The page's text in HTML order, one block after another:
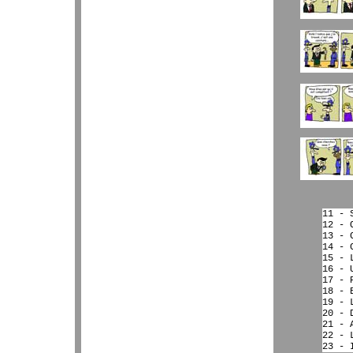
11 -
12 -
13 -
14 -
15 -
16 -
17 -
18 -
19 -
20 -
21 -
22 -
23 -